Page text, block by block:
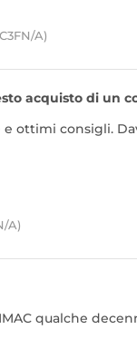
A)
acquisto di un
ottimi consigli.
A)
qualche